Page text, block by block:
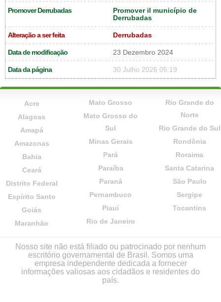
Promover Derrubadas
Promover il município de
Derrubadas
Alteração a ser feita Derrubadas
Data de modificação 23 Dezembro 2024
Data da página 30 Julho 2026 05:19
Acre
Alagoas
Amapá
Amazonas
Bahia
Ceará
Distrito Federal
Espírito Santo
Goiás
Maranhão
Mato Grosso
Mato Grosso do
Sul
Minas Gerais
Pará
Paraíba
Paraná
Pernambuco
Piauí
Rio de Janeiro
Rio Grande do
Norte
Rio Grande do Sul
Rondônia
Roraima
Santa Catarina
São Paulo
Sergipe
Tocantins
Nosso site não está filiado ou patrocinado por nenhum
escritório governamental de Brasil. Somos uma
empresa independente dedicada a fornecer
informações valiosas aos cidadãos e residentes do
país.